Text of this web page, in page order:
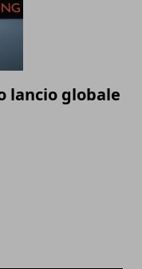
lancio globale